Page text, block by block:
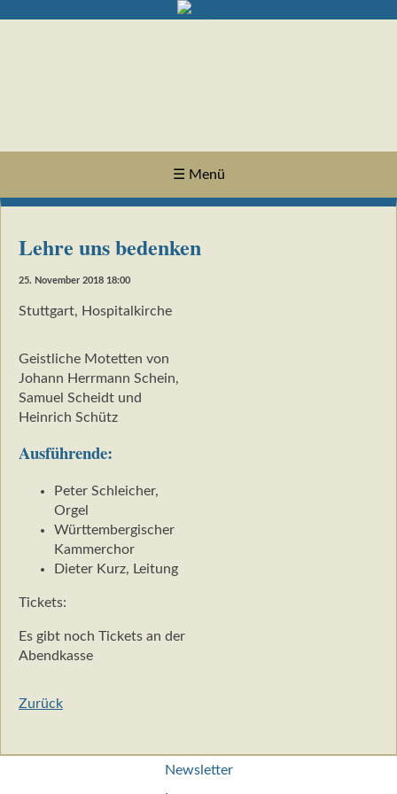
☰ Menü
Lehre uns bedenken
25. November 2018 18:00
Stuttgart, Hospitalkirche
Geistliche Motetten von
Johann Herrmann Schein,
Samuel Scheidt und
Heinrich Schütz
Ausführende:
Peter Schleicher,
Orgel
Württembergischer
Kammerchor
Dieter Kurz, Leitung
Tickets:
Es gibt noch Tickets an der
Abendkasse
Zurück
Newsletter